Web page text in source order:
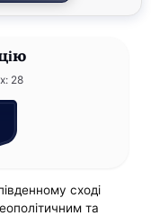
28
сході
та